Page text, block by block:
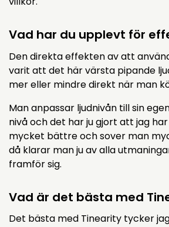
Vad har du upplevt för
Den direkta effekten av att
varit att det här värsta pipande
mer eller mindre direkt när man
Man anpassar ljudnivån till sin
nivå och det har ju gjort att jag
mycket bättre och sover man
då klarar man ju av alla
framför sig.
Vad är det bästa med
Det bästa med Tinearity tycker